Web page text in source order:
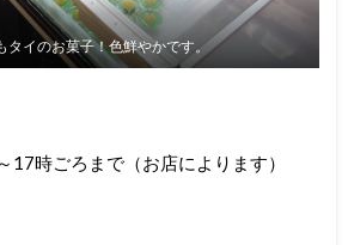
タイのお菓子！色鮮やかです。
17時ごろまで（お店によります）